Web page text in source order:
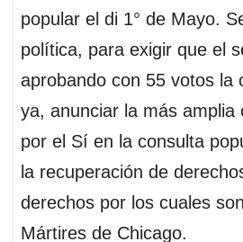
popular el di 1° de Mayo.
política, para exigir que el
aprobando con 55 votos la
ya, anunciar la más amplia
por el Sí en la consulta
la recuperación de
derechos por los cuales
Mártires de Chicago.